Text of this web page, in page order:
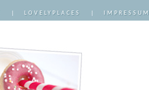
LOVELYPLACES IMPRESSUM